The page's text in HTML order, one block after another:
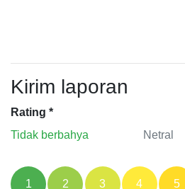
Kirim laporan
Rating *
Tidak berbahya
Netral
1 2 3 4 5